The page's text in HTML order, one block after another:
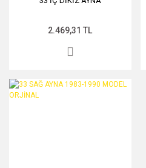
2.469,31 TL